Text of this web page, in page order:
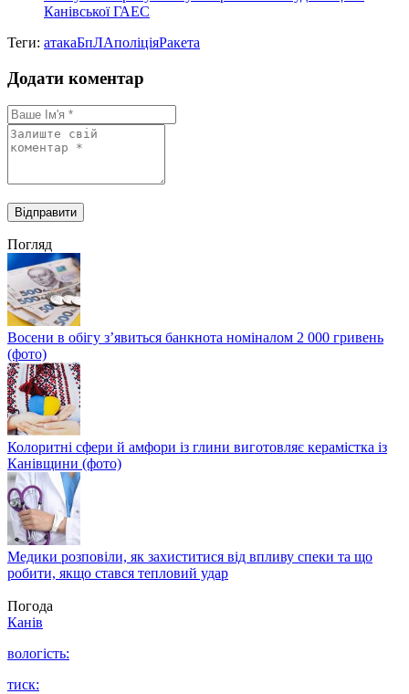
Канівської ГАЕС
Теги: атакаБпЛАполіціяРакета
Додати коментар
Погляд
Восени в обігу з’явиться банкнота номіналом 2 000 гривень
(фото)
Колоритні сфери й амфори із глини виготовляє керамістка із
Канівщини (фото)
Медики розповіли, як захиститися від впливу спеки та що
робити, якщо стався тепловий удар
Погода
Канів
вологість:
тиск: